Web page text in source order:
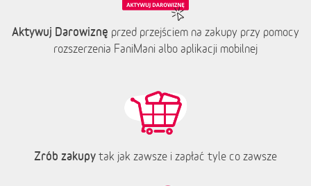
Aktywuj Darowiznę przed przejściem na zakupy przy pomocy
rozszerzenia FaniMani albo aplikacji mobilnej
Zrób zakupy tak jak zawsze i zapłać tyle co zawsze